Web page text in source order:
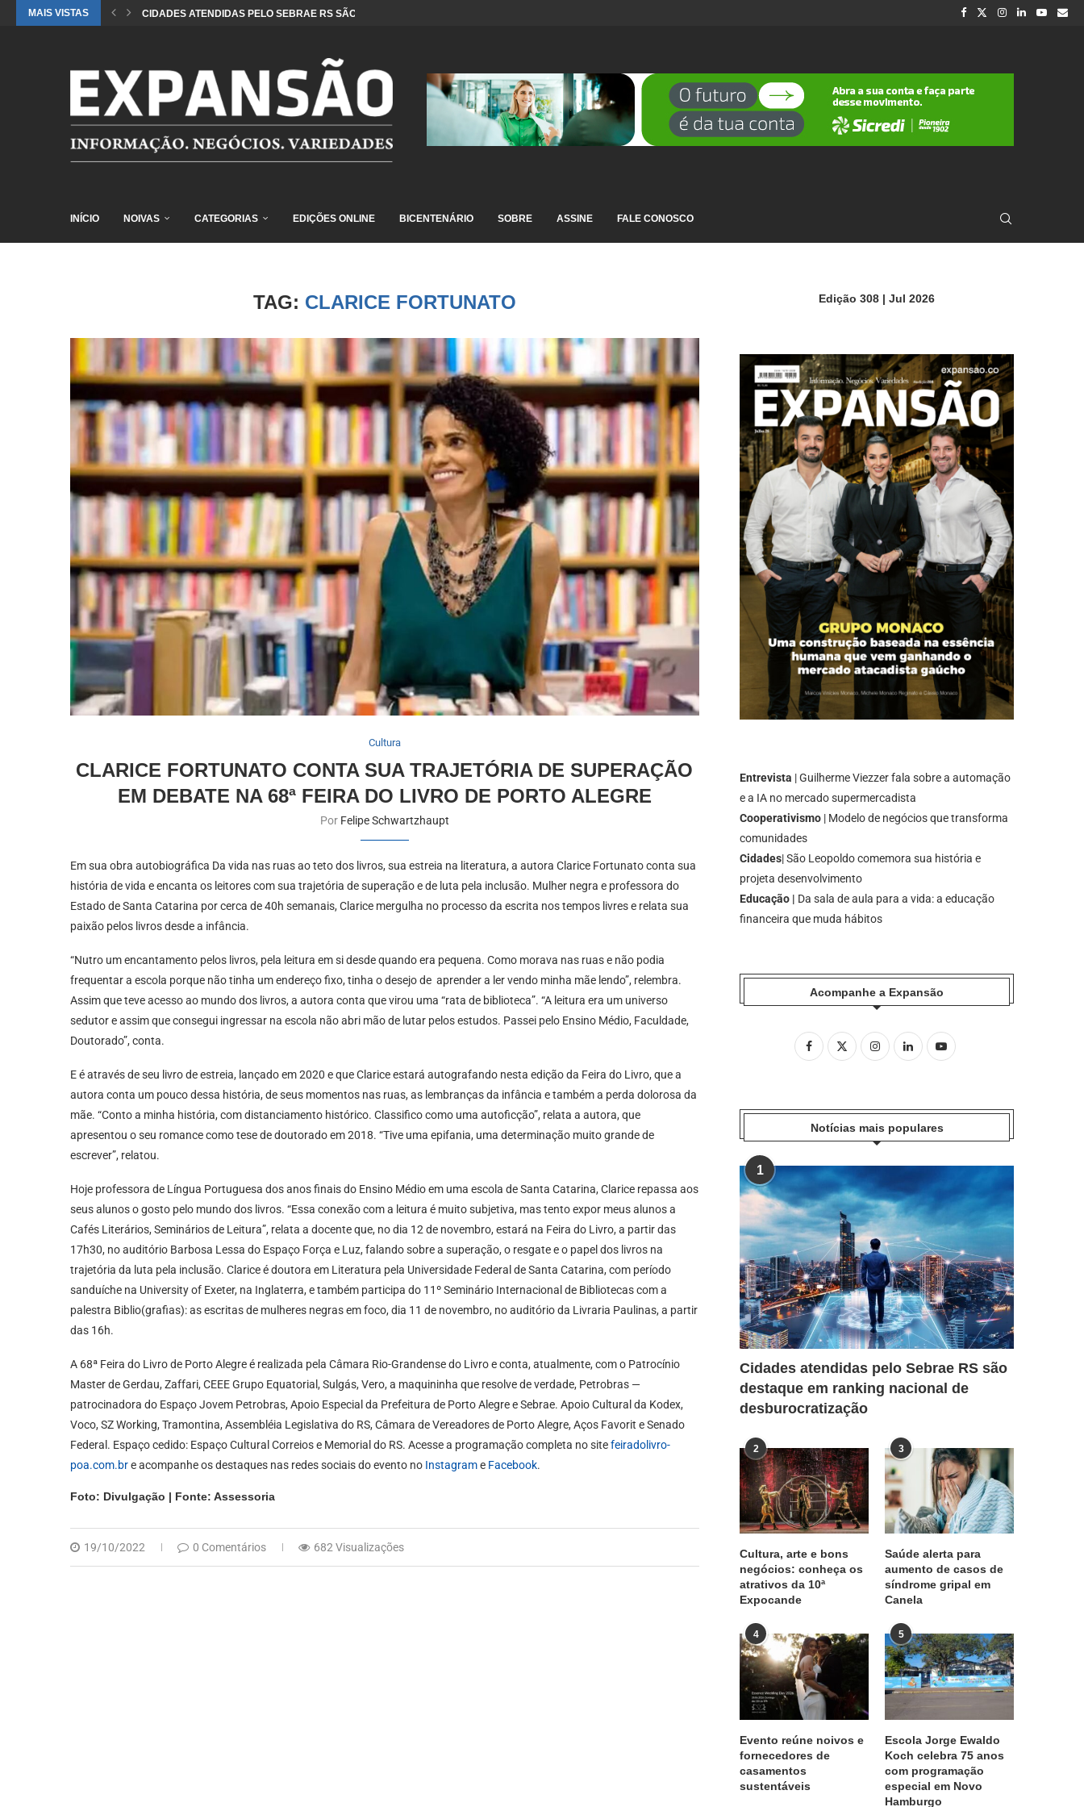
MAIS VISTAS CIDADES ATENDIDAS PELO SEBRAE RS SÃO DESTAQUE EM RANKING NACIONAL...
INÍCIO NOIVAS CATEGORIAS EDIÇÕES ONLINE BICENTENÁRIO SOBRE ASSINE FALE CONOSCO
TAG: CLARICE FORTUNATO
Cultura
CLARICE FORTUNATO CONTA SUA TRAJETÓRIA DE SUPERAÇÃO
EM DEBATE NA 68ª FEIRA DO LIVRO DE PORTO ALEGRE
Por Felipe Schwartzhaupt
Em sua obra autobiográfica Da vida nas ruas ao teto dos livros, sua estreia na literatura, a autora Clarice Fortunato conta sua
história de vida e encanta os leitores com sua trajetória de superação e de luta pela inclusão. Mulher negra e professora do
Estado de Santa Catarina por cerca de 40h semanais, Clarice mergulha no processo da escrita nos tempos livres e relata sua
paixão pelos livros desde a infância.
“Nutro um encantamento pelos livros, pela leitura em si desde quando era pequena. Como morava nas ruas e não podia
frequentar a escola porque não tinha um endereço fixo, tinha o desejo de aprender a ler vendo minha mãe lendo”, relembra.
Assim que teve acesso ao mundo dos livros, a autora conta que virou uma “rata de biblioteca”. “A leitura era um universo
sedutor e assim que consegui ingressar na escola não abri mão de lutar pelos estudos. Passei pelo Ensino Médio, Faculdade,
Doutorado”, conta.
E é através de seu livro de estreia, lançado em 2020 e que Clarice estará autografando nesta edição da Feira do Livro, que a
autora conta um pouco dessa história, de seus momentos nas ruas, as lembranças da infância e também a perda dolorosa da
mãe. “Conto a minha história, com distanciamento histórico. Classifico como uma autoficção”, relata a autora, que
apresentou o seu romance como tese de doutorado em 2018. “Tive uma epifania, uma determinação muito grande de
escrever”, relatou.
Hoje professora de Língua Portuguesa dos anos finais do Ensino Médio em uma escola de Santa Catarina, Clarice repassa aos
seus alunos o gosto pelo mundo dos livros. “Essa conexão com a leitura é muito subjetiva, mas tento expor meus alunos a
Cafés Literários, Seminários de Leitura”, relata a docente que, no dia 12 de novembro, estará na Feira do Livro, a partir das
17h30, no auditório Barbosa Lessa do Espaço Força e Luz, falando sobre a superação, o resgate e o papel dos livros na
trajetória da luta pela inclusão. Clarice é doutora em Literatura pela Universidade Federal de Santa Catarina, com período
sanduíche na University of Exeter, na Inglaterra, e também participa do 11º Seminário Internacional de Bibliotecas com a
palestra Biblio(grafias): as escritas de mulheres negras em foco, dia 11 de novembro, no auditório da Livraria Paulinas, a partir
das 16h.
A 68ª Feira do Livro de Porto Alegre é realizada pela Câmara Rio-Grandense do Livro e conta, atualmente, com o Patrocínio
Master de Gerdau, Zaffari, CEEE Grupo Equatorial, Sulgás, Vero, a maquininha que resolve de verdade, Petrobras —
patrocinadora do Espaço Jovem Petrobras, Apoio Especial da Prefeitura de Porto Alegre e Sebrae. Apoio Cultural da Kodex,
Voco, SZ Working, Tramontina, Assembléia Legislativa do RS, Câmara de Vereadores de Porto Alegre, Aços Favorit e Senado
Federal. Espaço cedido: Espaço Cultural Correios e Memorial do RS. Acesse a programação completa no sitefeiradolivro-
poa.com.bre acompanhe os destaques nas redes sociais do evento no Instagrame Facebook.
Foto: Divulgação | Fonte: Assessoria
19/10/2022 0 Comentários 682 Visualizações
Edição 308 | Jul 2026
Entrevista | Guilherme Viezzer fala sobre a automação
e a IA no mercado supermercadista
Cooperativismo | Modelo de negócios que transforma
comunidades
Cidades| São Leopoldo comemora sua história e
projeta desenvolvimento
Educação | Da sala de aula para a vida: a educação
financeira que muda hábitos
Acompanhe a Expansão
Notícias mais populares
1
Cidades atendidas pelo Sebrae RS são
destaque em ranking nacional de
desburocratização
2
Cultura, arte e bons
negócios: conheça os
atrativos da 10ª
Expocande
3
Saúde alerta para
aumento de casos de
síndrome gripal em
Canela
4
Evento reúne noivos e
fornecedores de
casamentos
sustentáveis
5
Escola Jorge Ewaldo
Koch celebra 75 anos
com programação
especial em Novo
Hamburgo